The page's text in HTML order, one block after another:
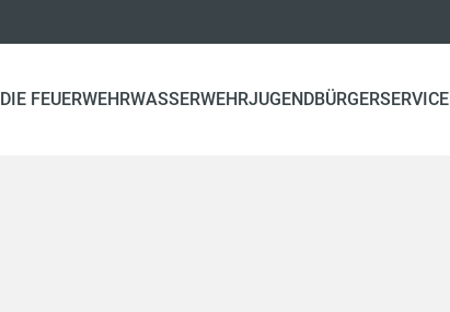
DIE FEUERWEHRWASSERWEHRJUGENDBÜRGERSERVICE